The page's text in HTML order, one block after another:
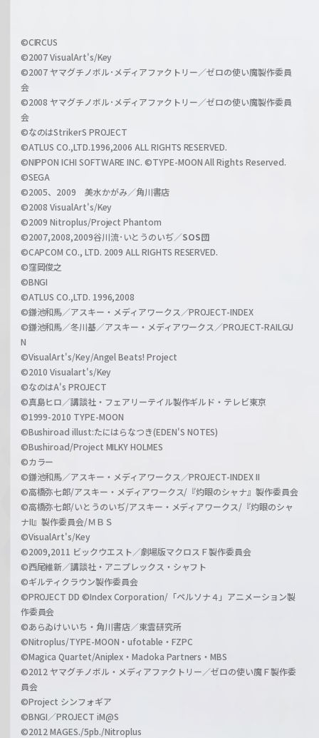
a
r
z
i
l
h
a
n
l
©CIRCUS
©2007 VisualArt's/Key
©2007 ヤマグチノボル･メディアファクトリー／ゼロの使い魔製作委員
会
©2008 ヤマグチノボル･メディアファクトリー／ゼロの使い魔製作委員
会
©なのはStrikerS PROJECT
©ATLUS CO.,LTD.1996,2006 ALL RIGHTS RESERVED.
©NIPPON ICHI SOFTWARE INC. ©TYPE-MOON All Rights Reserved.
©SEGA
©2005、2009 美水かがみ／角川書店
©2008 VisualArt's/Key
©2009 Nitroplus/Project Phantom
©2007,2008,2009谷川流･いとうのいぢ／SOS団
©CAPCOM CO., LTD. 2009 ALL RIGHTS RESERVED.
©窪岡俊之
©BNGI
©ATLUS CO.,LTD. 1996,2008
©鎌池和馬／アスキー・メディアワークス／PROJECT-INDEX
©鎌池和馬／冬川基／アスキー・メディアワークス／PROJECT-RAILGU
N
©VisualArt's/Key/Angel Beats! Project
©2010 Visualart's/Key
©なのはA's PROJECT
©真島ヒロ／講談社・フェアリーテイル製作ギルド・テレビ東京
©1999-2010 TYPE-MOON
©Bushiroad illust:たにはらなつき(EDEN'S NOTES)
©Bushiroad/Project MILKY HOLMES
©カラー
©鎌池和馬／アスキー・メディアワークス／PROJECT-INDEX II
©高橋弥七郎/アスキー・メディアワークス/『灼眼のシャナ』製作委員会
©高橋弥七郎/いとうのいぢ/アスキー・メディアワークス/『灼眼のシャ
ナII』製作委員会/ＭＢＳ
©VisualArt's/Key
©2009,2011 ビックウエスト／劇場版マクロスＦ製作委員会
©西尾維新／講談社・アニプレックス・シャフト
©ギルティクラウン製作委員会
©PROJECT DD ©Index Corporation/「ペルソナ４」アニメーション製
作委員会
©あらゐけいいち・角川書店／東雲研究所
©Nitroplus/TYPE-MOON・ufotable・FZPC
©Magica Quartet/Aniplex・Madoka Partners・MBS
©2012 ヤマグチノボル・メディアファクトリー／ゼロの使い魔Ｆ製作委
員会
©Project シンフォギア
©BNGI／PROJECT iM@S
©2012 MAGES./5pb./Nitroplus